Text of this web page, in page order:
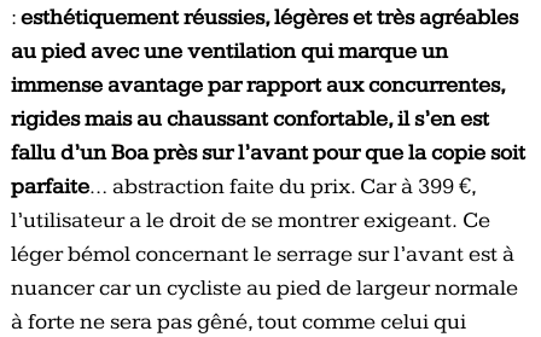
:esthétiquement réussies, légères et très agréables
au pied avec une ventilation qui marque un
immense avantage par rapport aux concurrentes,
rigides mais au chaussant confortable, il s’en est
fallu d’un Boa près sur l’avant pour que la copie soit
parfaite… abstraction faite du prix. Car à 399 €,
l’utilisateur a le droit de se montrer exigeant. Ce
léger bémol concernant le serrage sur l’avant est à
nuancer car un cycliste au pied de largeur normale
à forte ne sera pas gêné, tout comme celui qui